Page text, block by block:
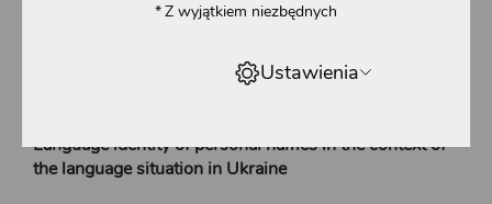
Ustawienia
*Z wyjątkiem niezbędnych
Институт языкознания им. О.О. Потебни НАН Украины, Киев,
Language identity of personal names in the context of
the language situation in Ukraine